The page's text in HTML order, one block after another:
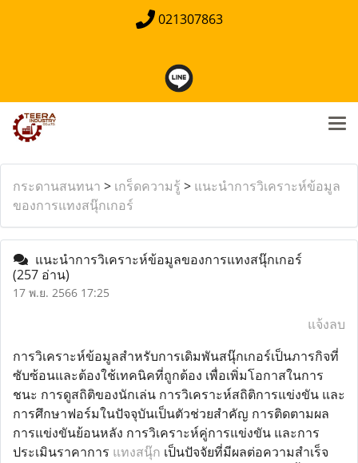
021307863
กระดานสนทนา > เกร็ดความรู้ > แนะนำการวิเคราะห์ข้อมูล
ของการแทงสนุ๊กเกอร์
แนะนำการวิเคราะห์ข้อมูลของการแทงสนุ๊กเกอร์
(257 อ่าน)
17 พ.ย. 2566 17:25
แจ้งลบ
การวิเคราะห์ข้อมูลสำหรับการเดิมพันสนุ๊กเกอร์เป็นภารกิจที่
ซับซ้อนและต้องใช้เทคนิคที่ถูกต้อง เพื่อเพิ่มโอกาสในการ
ชนะ การดูสถิติของนักเล่น การวิเคราะห์สถิติการแข่งขัน และ
การศึกษาฟอร์มในปัจจุบันเป็นตัวช่วยสำคัญ การติดตามผล
การแข่งขันย้อนหลัง การวิเคราะห์คู่การแข่งขัน และการ
ประเมินราคาการ แทงสนุ๊ก เป็นปัจจัยที่มีผลต่อความสำเร็จ